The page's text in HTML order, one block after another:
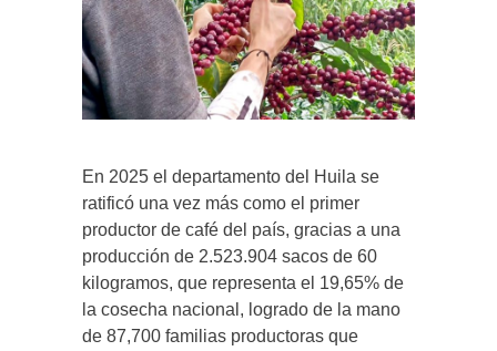
En 2025 el departamento del Huila se
ratificó una vez más como el primer
productor de café del país, gracias a una
producción de 2.523.904 sacos de 60
kilogramos, que representa el 19,65% de
la cosecha nacional, logrado de la mano
de 87,700 familias productoras que